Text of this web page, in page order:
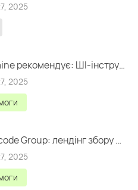
2025
Hello, Ukraine рекомендує: ШІ-інструменти для НУО
2025
NOVA & Incode Group: лендінг збору на 3 000 000 грн
2025